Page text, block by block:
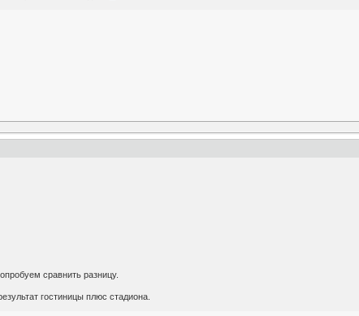
сравнить разницу.
гостиницы плюс стадиона.